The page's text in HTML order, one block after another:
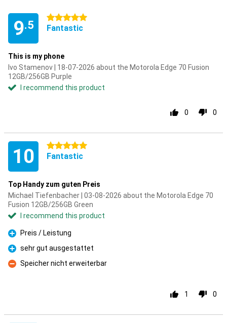
9.5
5 stars
Fantastic
This is my phone
Ivo Stamenov | 18-07-2026 about the Motorola Edge 70 Fusion
12GB/256GB Purple
I recommend this product
0 0
10 5 stars
Fantastic
Top Handy zum guten Preis
Michael Tiefenbacher | 03-08-2026 about the Motorola Edge 70
Fusion 12GB/256GB Green
I recommend this product
Pro
Preis / Leistung
Pro
sehr gut ausgestattet
Con
Speicher nicht erweiterbar
1 0